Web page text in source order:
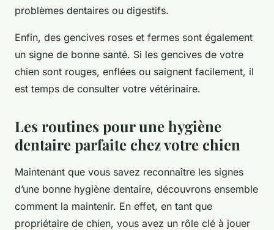
problèmes dentaires ou digestifs.
Enfin, des gencives roses et fermes sont également
un signe de bonne santé. Si les gencives de votre
chien sont rouges, enflées ou saignent facilement, il
est temps de consulter votre vétérinaire.
Les routines pour une hygiène
dentaire parfaite chez votre chien
Maintenant que vous savez reconnaître les signes
d’une bonne hygiène dentaire, découvrons ensemble
comment la maintenir. En effet, en tant que
propriétaire de chien, vous avez un rôle clé à jouer